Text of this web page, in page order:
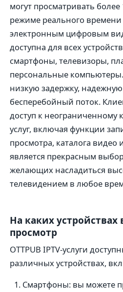
могут просматривать более
режиме реального времени
электронным цифровым
доступна для всех
смартфоны, телевизоры,
персональные компьютеры.
низкую задержку,
бесперебойный поток.
доступ к неограниченному
услуг, включая функции
просмотра, каталога видео
является прекрасным
желающих насладиться
телевидением в любое
На каких
просмотр
OTTPUB IPTV-услуги
различных устройствах,
Смартфоны: вы можете